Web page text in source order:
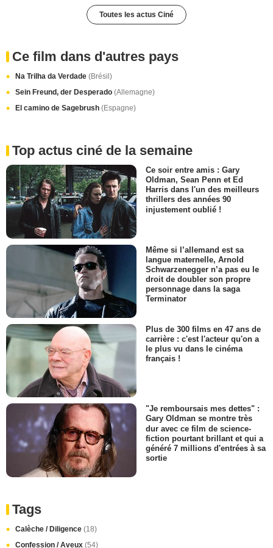
Toutes les actus Ciné
Ce film dans d'autres pays
Na Trilha da Verdade (Brésil)
Sein Freund, der Desperado (Allemagne)
El camino de Sagebrush (Espagne)
Top actus ciné de la semaine
Ce soir entre amis : Gary
Oldman, Sean Penn et Ed
Harris dans l'un des meilleurs
thrillers des années 90
injustement oublié !
Même si l’allemand est sa
langue maternelle, Arnold
Schwarzenegger n’a pas eu le
droit de doubler son propre
personnage dans la saga
Terminator
Plus de 300 films en 47 ans de
carrière : c'est l'acteur qu'on a
le plus vu dans le cinéma
français !
"Je remboursais mes dettes" :
Gary Oldman se montre très
dur avec ce film de science-
fiction pourtant brillant et qui a
généré 7 millions d'entrées à sa
sortie
Tags
Calèche / Diligence (18)
Confession / Aveux (54)